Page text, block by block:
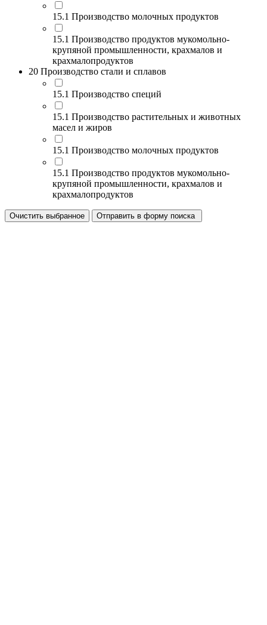
15.1 Производство молочных продуктов
15.1 Производство продуктов мукомольно-
крупяной промышленности, крахмалов и
крахмалопродуктов
20 Производство стали и сплавов
15.1 Производство специй
15.1 Производство растительных и животных
масел и жиров
15.1 Производство молочных продуктов
15.1 Производство продуктов мукомольно-
крупяной промышленности, крахмалов и
крахмалопродуктов